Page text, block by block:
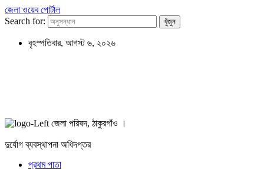
জেলা ওয়েব পোর্টাল
Search for:
বৃহস্পতিবার, আগস্ট ৬, ২০২৬
জেলা পরিষদ, ঠাকুরগাঁও ।
দুর্যোগ ব্যবস্থাপনা অধিদপ্তর
প্রথম পাতা